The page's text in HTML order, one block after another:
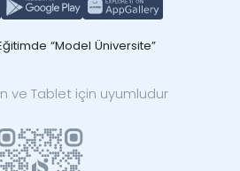
“Model Üniversite”
ve Tablet için uyumludur